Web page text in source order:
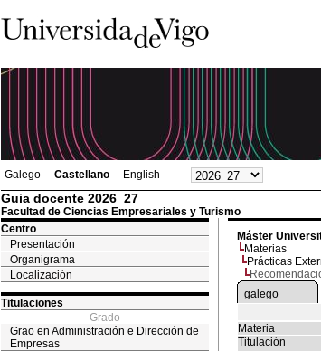
Galego Castellano English
Guia docente 2026_27
Facultad de Ciencias Empresariales y Turismo
Centro
Presentación
Organigrama
Localización
Titulaciones
Grado
Grao en Administración e Dirección de
Empresas
Máster
Materias
Prácticas
galego
Materia
Titulación